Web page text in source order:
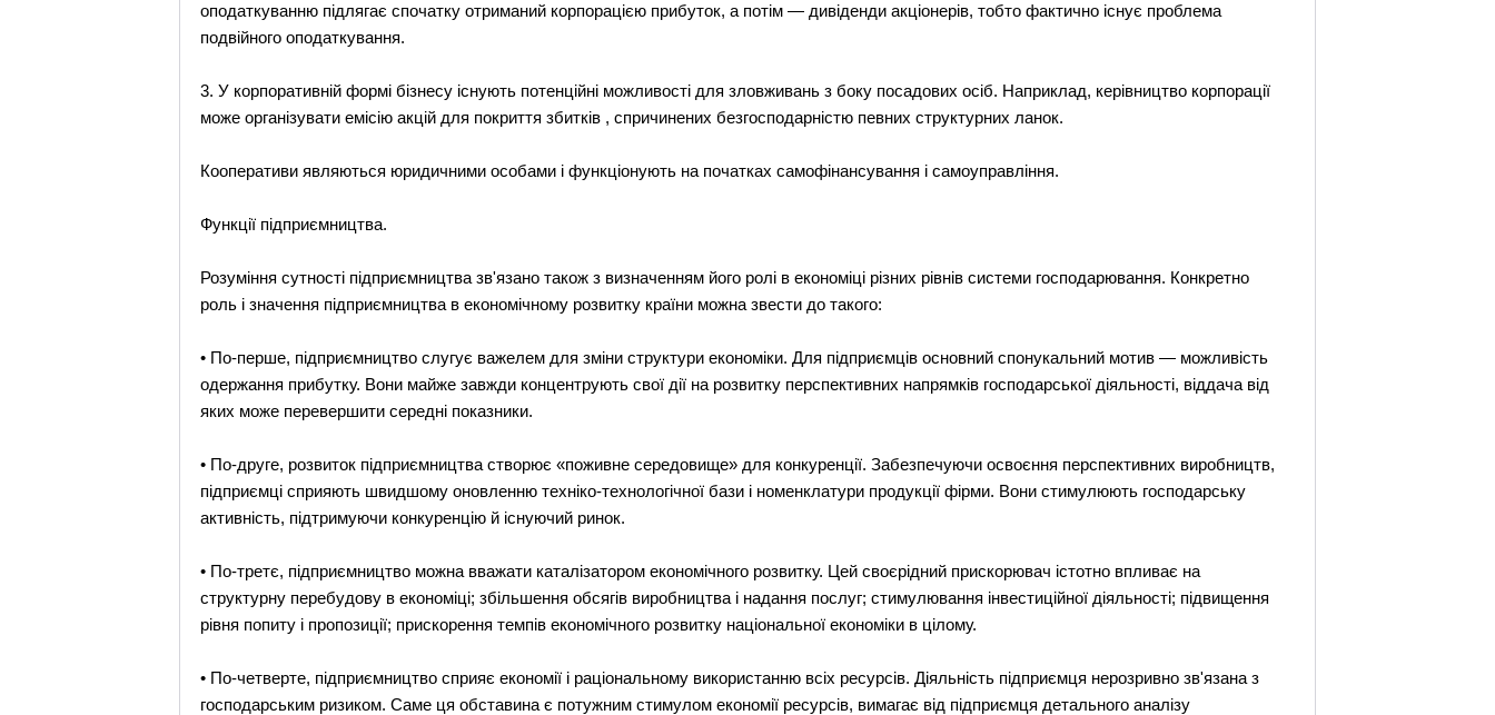
оподаткуванню підлягає спочатку отриманий корпорацією прибуток, а потім — дивіденди акціонерів, тобто фактично існує проблема
подвійного оподаткування.
3. У корпоративній формі бізнесу існують потенційні можливості для зловживань з боку посадових осіб. Наприклад, керівництво корпорації
може організувати емісію акцій для покриття збитків , спричинених безгосподарністю певних структурних ланок.
Кооперативи являються юридичними особами і функціонують на початках самофінансування і самоуправління.
Функції підприємництва.
Розуміння сутності підприємництва зв'язано також з визначенням його ролі в економіці різних рівнів системи господарювання. Конкретно
роль і значення підприємництва в економічному розвитку країни можна звести до такого:
• По-перше, підприємництво слугує важелем для зміни структури економіки. Для підприємців основний спонукальний мотив — можливість
одержання прибутку. Вони майже завжди концентрують свої дії на розвитку перспективних напрямків господарської діяльності, віддача від
яких може перевершити середні показники.
• По-друге, розвиток підприємництва створює «поживне середовище» для конкуренції. Забезпечуючи освоєння перспективних виробництв,
підприємці сприяють швидшому оновленню техніко-технологічної бази і номенклатури продукції фірми. Вони стимулюють господарську
активність, підтримуючи конкуренцію й існуючий ринок.
• По-третє, підприємництво можна вважати каталізатором економічного розвитку. Цей своєрідний прискорювач істотно впливає на
структурну перебудову в економіці; збільшення обсягів виробництва і надання послуг; стимулювання інвестиційної діяльності; підвищення
рівня попиту і пропозиції; прискорення темпів економічного розвитку національної економіки в цілому.
• По-четверте, підприємництво сприяє економії і раціональному використанню всіх ресурсів. Діяльність підприємця нерозривно зв'язана з
господарським ризиком. Саме ця обставина є потужним стимулом економії ресурсів, вимагає від підприємця детального аналізу